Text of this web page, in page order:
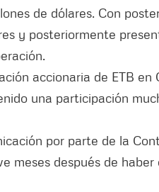
de dólares. Con
y posteriormente
accionaria de ETB en
una participación
por parte de la
meses después de